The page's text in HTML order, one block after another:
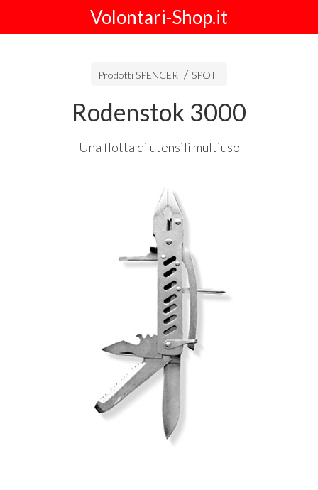
Volontari-Shop.it
Prodotti SPENCER SPOT
Rodenstok 3000
Una flotta di utensili multiuso